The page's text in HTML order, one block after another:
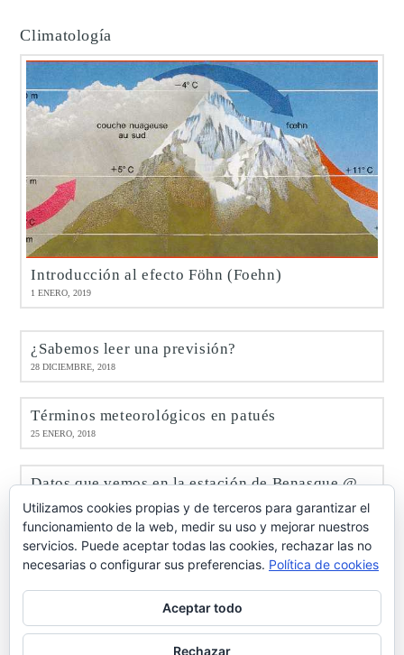
Climatología
Introducción al efecto Föhn (Foehn)
1 ENERO, 2019
¿Sabemos leer una previsión?
28 DICIEMBRE, 2018
Términos meteorológicos en patués
25 ENERO, 2018
Datos que vemos en la estación de Benasque @meteobenás
9 ENERO, 2017
Octubre de 2016 en Benasque @meteobenás
7 NOVIEMBRE, 2016
Utilizamos cookies propias y de terceros para garantizar el
funcionamiento de la web, medir su uso y mejorar nuestros
servicios. Puede aceptar todas las cookies, rechazar las no
necesarias o configurar sus preferencias. Política de cookies
Aceptar todo
Rechazar